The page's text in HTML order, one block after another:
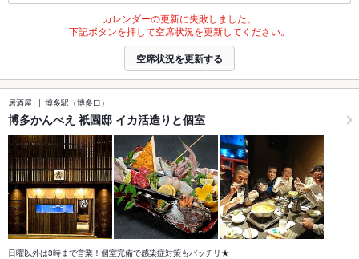
カレンダーの更新に失敗しました。
下記ボタンを押して空席状況を更新してください。
空席状況を更新する
居酒屋 博多駅（博多口）
博多かんべえ 祇園邸 イカ活造りと個室
日曜以外は3時まで営業！個室完備で感染症対策もバッチリ★